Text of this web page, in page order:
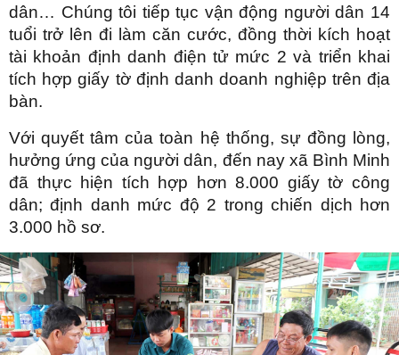
dân… Chúng tôi tiếp tục vận động người dân 14
tuổi trở lên đi làm căn cước, đồng thời kích hoạt
tài khoản định danh điện tử mức 2 và triển khai
tích hợp giấy tờ định danh doanh nghiệp trên địa
bàn.
Với quyết tâm của toàn hệ thống, sự đồng lòng,
hưởng ứng của người dân, đến nay xã Bình Minh
đã thực hiện tích hợp hơn 8.000 giấy tờ công
dân; định danh mức độ 2 trong chiến dịch hơn
3.000 hồ sơ.